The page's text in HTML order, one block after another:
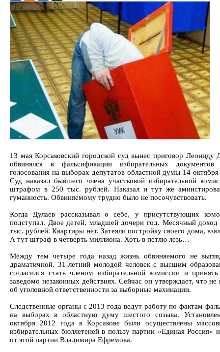
13 мая Корсаковский городской суд вынес приговор Леониду
обвинялся в фальсификации избирательных
голосования на выборах депутатов областной думы 14
Суд наказал бывшего члена участковой избирательной
штрафом в 250 тыс. рублей. Наказал и тут же
гуманность. Обвиняемому трудно было не посочувствовать.
Когда Дулаев рассказывал о себе, у присутствующих
подступал. Двое детей, младшей дочери год. Месячный
тыс. рублей. Квартиры нет. Затеяли постройку своего дома,
А тут штраф в четверть миллиона. Хоть в петлю лезь…
Между тем четыре года назад жизнь обвиняемого не
драматичной. 31-летний молодой человек с высшим
согласился стать членом избирательной комиссии и
заведомо незаконных действиях. Сейчас он утверждает, что не
об уголовной ответственности за выборные махинации.
Следственные органы с 2013 года ведут работу по фактам
на выборах в областную думу шестого созыва.
октября 2012 года в Корсакове были осуществлены
избирательных бюллетеней в пользу партии «Единая Россия»
от этой партии Владимира Ефремова.